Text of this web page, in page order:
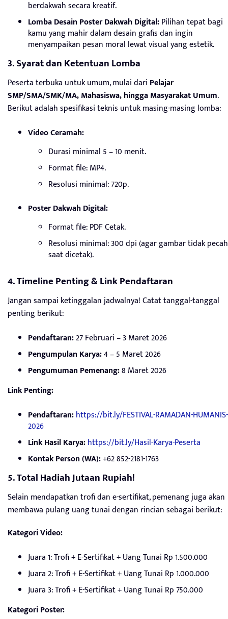
berdakwah secara kreatif.
Lomba Desain Poster Dakwah Digital:Pilihan tepat bagi
kamu yang mahir dalam desain grafis dan ingin
menyampaikan pesan moral lewat visual yang estetik.
3. Syarat dan Ketentuan Lomba
Peserta terbuka untuk umum, mulai dari Pelajar
SMP/SMA/SMK/MA, Mahasiswa, hingga Masyarakat Umum.
Berikut adalah spesifikasi teknis untuk masing-masing lomba:
Video Ceramah:
Durasi minimal 5 – 10 menit.
Format file: MP4.
Resolusi minimal: 720p.
Poster Dakwah Digital:
Format file: PDF Cetak.
Resolusi minimal: 300 dpi (agar gambar tidak pecah
saat dicetak).
4. Timeline Penting & Link Pendaftaran
Jangan sampai ketinggalan jadwalnya! Catat tanggal-tanggal
penting berikut:
Pendaftaran:27 Februari – 3 Maret 2026
Pengumpulan Karya:4 – 5 Maret 2026
Pengumuman Pemenang:8 Maret 2026
Link Penting:
Pendaftaran:https://bit.ly/FESTIVAL-RAMADAN-HUMANIS-
2026
Link Hasil Karya:https://bit.ly/Hasil-Karya-Peserta
Kontak Person (WA):+62 852-2181-1763
5. Total Hadiah Jutaan Rupiah!
Selain mendapatkan trofi dan e-sertifikat, pemenang juga akan
membawa pulang uang tunai dengan rincian sebagai berikut:
Kategori Video:
Juara 1: Trofi + E-Sertifikat + Uang Tunai Rp 1.500.000
Juara 2: Trofi + E-Sertifikat + Uang Tunai Rp 1.000.000
Juara 3: Trofi + E-Sertifikat + Uang Tunai Rp 750.000
Kategori Poster: